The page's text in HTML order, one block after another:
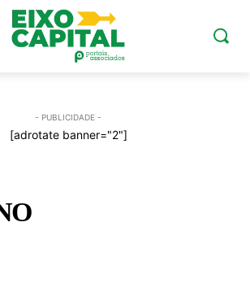
- PUBLICIDADE -
[adrotate banner="2"]